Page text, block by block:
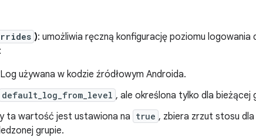
): umożliwia ręczną konfigurację poziomu logowania
używana w kodzie źródłowym Androida.
default_log_from_level , ale określona tylko dla bieżącej
ta wartość jest ustawiona na true , zbiera zrzut stosu dla
grupie.